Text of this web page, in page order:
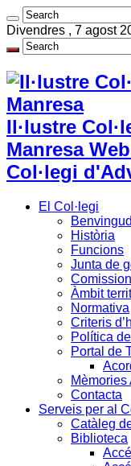
Divendres , 7 agost
Il·lustre
Manresa
Col·legi
El Col·legi
Història
Funcions
Junta de
Àmbit
Normativa
Criteris
Política
Portal de
Mèmories
Contacta
Serveis per al
Catàleg
Biblioteca